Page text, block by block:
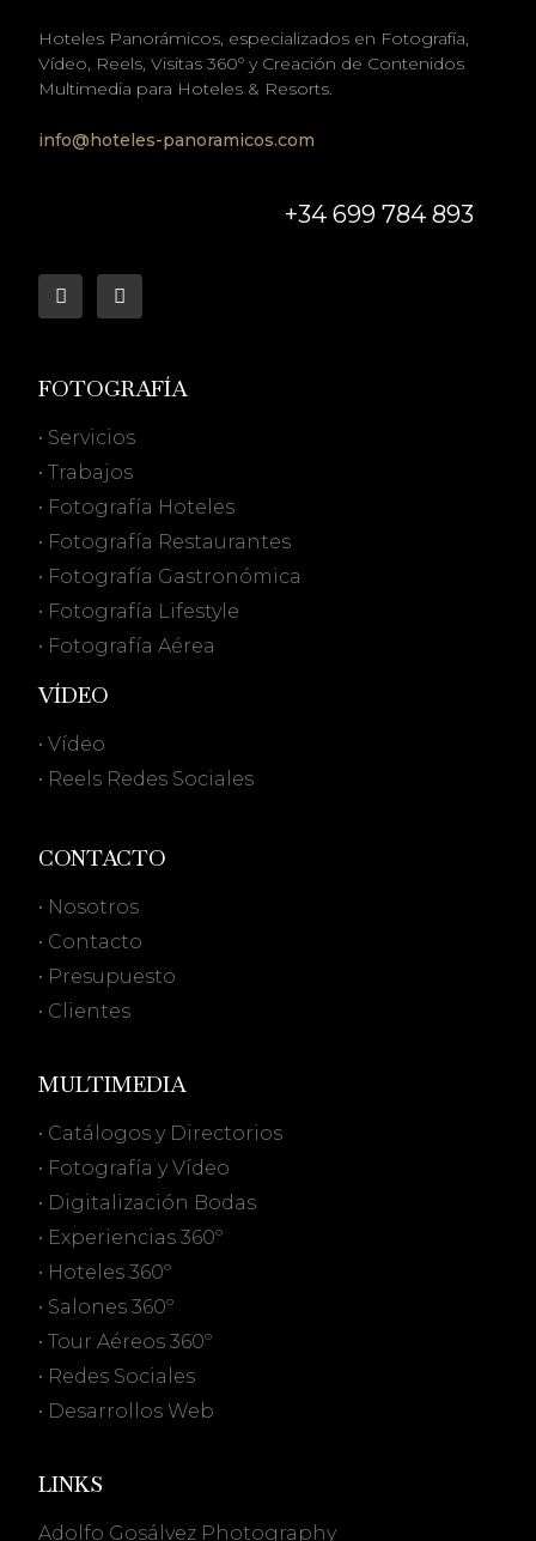
Hoteles Panorámicos, especializados en Fotografía,
Vídeo, Reels, Visitas 360º y Creación de Contenidos
Multimedia para Hoteles & Resorts.
info@hoteles-panoramicos.com
+34 699 784 893
FOTOGRAFÍA
• Servicios
• Trabajos
• Fotografía Hoteles
• Fotografía Restaurantes
• Fotografía Gastronómica
• Fotografía Lifestyle
• Fotografía Aérea
VÍDEO
• Vídeo
• Reels Redes Sociales
CONTACTO
• Nosotros
• Contacto
• Presupuesto
• Clientes
MULTIMEDIA
• Catálogos y Directorios
• Fotografía y Vídeo
• Digitalización Bodas
• Experiencias 360º
• Hoteles 360º
• Salones 360º
• Tour Aéreos 360º
• Redes Sociales
• Desarrollos Web
LINKS
Adolfo Gosálvez Photography